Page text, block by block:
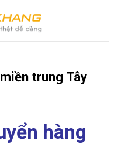
trung Tây
hàng